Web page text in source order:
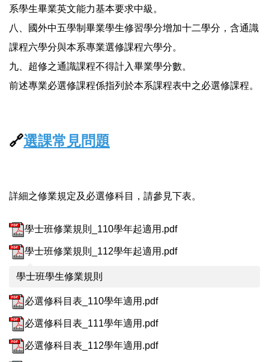
系學生畢業英文能力基本要求中級。
八、國外中五學制畢業學生修習學分增加十二學分，含通識
課程六學分與本系專業選修課程六學分。
九、超修之通識課程不得計入畢業學分數。
前述專業必選修課程係指列於本系課程表中之必選修課程。
🔗選課常見問題
詳細之修業規定及必選修科目，請參見下表。
學士班修業規則_110學年起適用.pdf
學士班修業規則_112學年起適用.pdf
學士班學生修業規則
必選修科目表_110學年適用.pdf
必選修科目表_111學年適用.pdf
必選修科目表_112學年適用.pdf